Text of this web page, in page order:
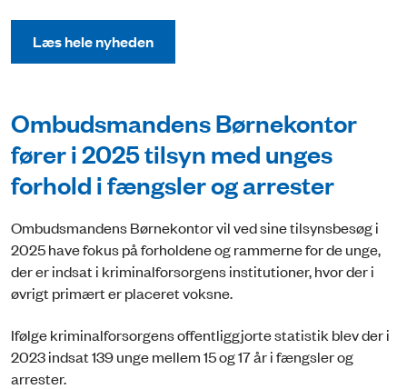
Læs hele nyheden
Ombudsmandens Børnekontor
fører i 2025 tilsyn med unges
forhold i fængsler og arrester
Ombudsmandens Børnekontor vil ved sine tilsynsbesøg i
2025 have fokus på forholdene og rammerne for de unge,
der er indsat i kriminalforsorgens institutioner, hvor der i
øvrigt primært er placeret voksne.
Ifølge kriminalforsorgens offentliggjorte statistik blev der i
2023 indsat 139 unge mellem 15 og 17 år i fængsler og
arrester.